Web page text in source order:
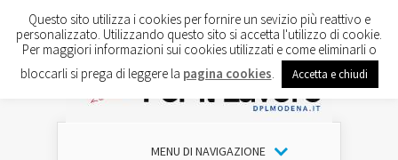
MENU DI NAVIGAZIONE
Questo sito utilizza i cookies per fornire un sevizio più reattivo e
personalizzato. Utilizzando questo sito si accetta l'utilizzo di cookie.
Per maggiori informazioni sui cookies utilizzati e come eliminarli o
bloccarli si prega di leggere la pagina cookies Accetta e chiudi